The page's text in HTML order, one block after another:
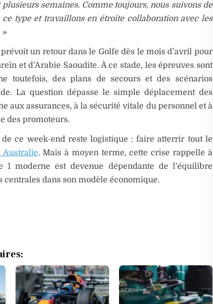
plusieurs semaines. Comme toujours, nous suivons de
type et travaillons en étroite collaboration avec les
»
un retour dans le Golfe dès le mois d’avril pour
et d’Arabie Saoudite. À ce stade, les épreuves sont
toutefois, des plans de secours et des scénarios
La question dépasse le simple déplacement des
aux assurances, à la sécurité vitale du personnel et à
des promoteurs.
ce week-end reste logistique : faire atterrir tout le
Australie. Mais à moyen terme, cette crise rappelle à
moderne est devenue dépendante de l’équilibre
centrales dans son modèle économique.